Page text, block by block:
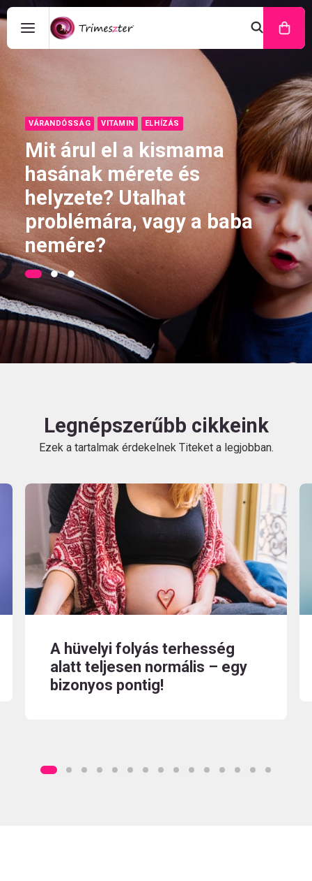
VÁRANDÓSSÁG VITAMIN ELHÍZÁS
Mit árul el a kismama
hasának mérete és
helyzete? Utalhat
problémára, vagy a baba
nemére?
Legnépszerűbb cikkeink
Ezek a tartalmak érdekelnek Titeket a legjobban.
A hüvelyi folyás terhesség
alatt teljesen normális – egy
bizonyos pontig!